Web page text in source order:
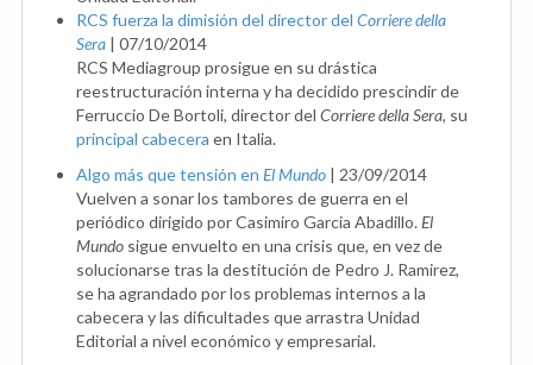
RCS fuerza la dimisión del director del Corriere della
Sera | 07/10/2014
RCS Mediagroup prosigue en su drástica
reestructuración interna y ha decidido prescindir de
Ferruccio De Bortoli, director del Corriere della Sera, su
principal cabecera en Italia.
Algo más que tensión en El Mundo | 23/09/2014
Vuelven a sonar los tambores de guerra en el
periódico dirigido por Casimiro Garcia Abadillo.El
Mundo sigue envuelto en una crisis que, en vez de
solucionarse tras la destitución de Pedro J. Ramirez,
se ha agrandado por los problemas internos a la
cabecera y las dificultades que arrastra Unidad
Editorial a nivel económico y empresarial.